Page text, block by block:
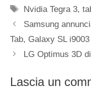
Tag
Nvidia Tegra 3,
Samsung
Tab, Galaxy SL
LG Optimus 3D
Lascia un